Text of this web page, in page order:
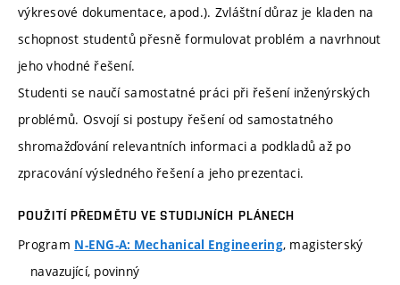
výkresové dokumentace, apod.). Zvláštní důraz je kladen na
schopnost studentů přesně formulovat problém a navrhnout
jeho vhodné řešení.
Studenti se naučí samostatné práci při řešení inženýrských
problémů. Osvojí si postupy řešení od samostatného
shromažďování relevantních informaci a podkladů až po
zpracování výsledného řešení a jeho prezentaci.
POUŽITÍ PŘEDMĚTU VE STUDIJNÍCH PLÁNECH
Program N-ENG-A: Mechanical Engineering, magisterský
navazující, povinný